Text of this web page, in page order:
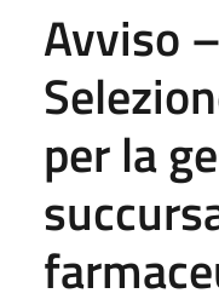
Avviso
per la